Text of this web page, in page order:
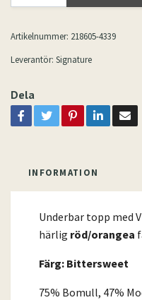
Artikelnummer: 218605-4339
Leverantör: Signature
Dela
INFORMATION
Underbar topp med
härlig röd/orangea
Färg: Bittersweet
75% Bomull, 47%